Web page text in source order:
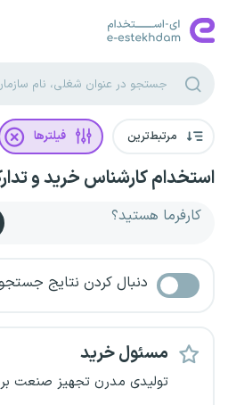
مرتبط‌ترین فیلترها
استخدام کارشناس خرید و
کارفرما هستید؟
دنبال کردن نتایج
مسئول خرید
تولیدی مدرن تجهیز صنعت